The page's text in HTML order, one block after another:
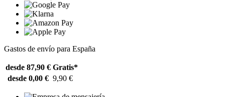
Gastos de envío para España
desde 87,90 € Gratis*
desde 0,00 € 9,90 €